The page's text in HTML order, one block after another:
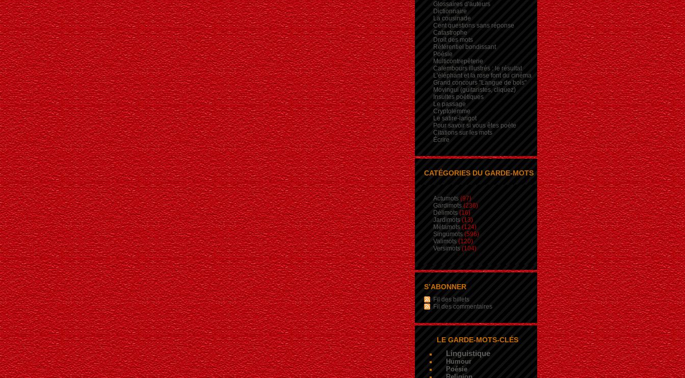
Glossaires d’auteurs
Dictionnaire
La cousinade
Cent questions sans réponse
Catastrophe
Droit des mots
Référentiel bondissant
Poésie
Multicontrepèterie
Calembours illustrés : le résultat
L'éléphant et la rose font du cinéma
Grand concours "Langue de bois"
Movingui (guitaristes, cliquez)
Insultes poétiques
Le passage
Cryptolemme
Le satire-larigot
Pour savoir si vous êtes poète
Citations sur les mots
Écrire
CATÉGORIES DU GARDE-MOTS
Actumots (97)
Gardimots (236)
Délimots (16)
Jardimots (13)
Métamots (124)
Singumots (596)
Valimots (120)
Versimots (104)
S’ABONNER
Fil des billets
Fil des commentaires
LE GARDE-MOTS-CLÉS
Linguistique
Humour
Poésie